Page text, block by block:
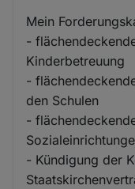
Mein
-
Kinderbetreuung
-
den Schulen
-
- Kündigung der